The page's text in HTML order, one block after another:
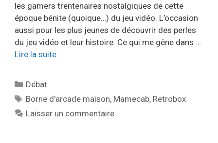
les gamers trentenaires nostalgiques de cette
époque bénite (quoique…) du jeu vidéo. L’occasion
aussi pour les plus jeunes de découvrir des perles
du jeu vidéo et leur histoire. Ce qui me gêne dans …
Lire la suite
Catégories
Débat
Étiquettes
Borne d'arcade maison, Mamecab, Retrobox
Laisser un commentaire